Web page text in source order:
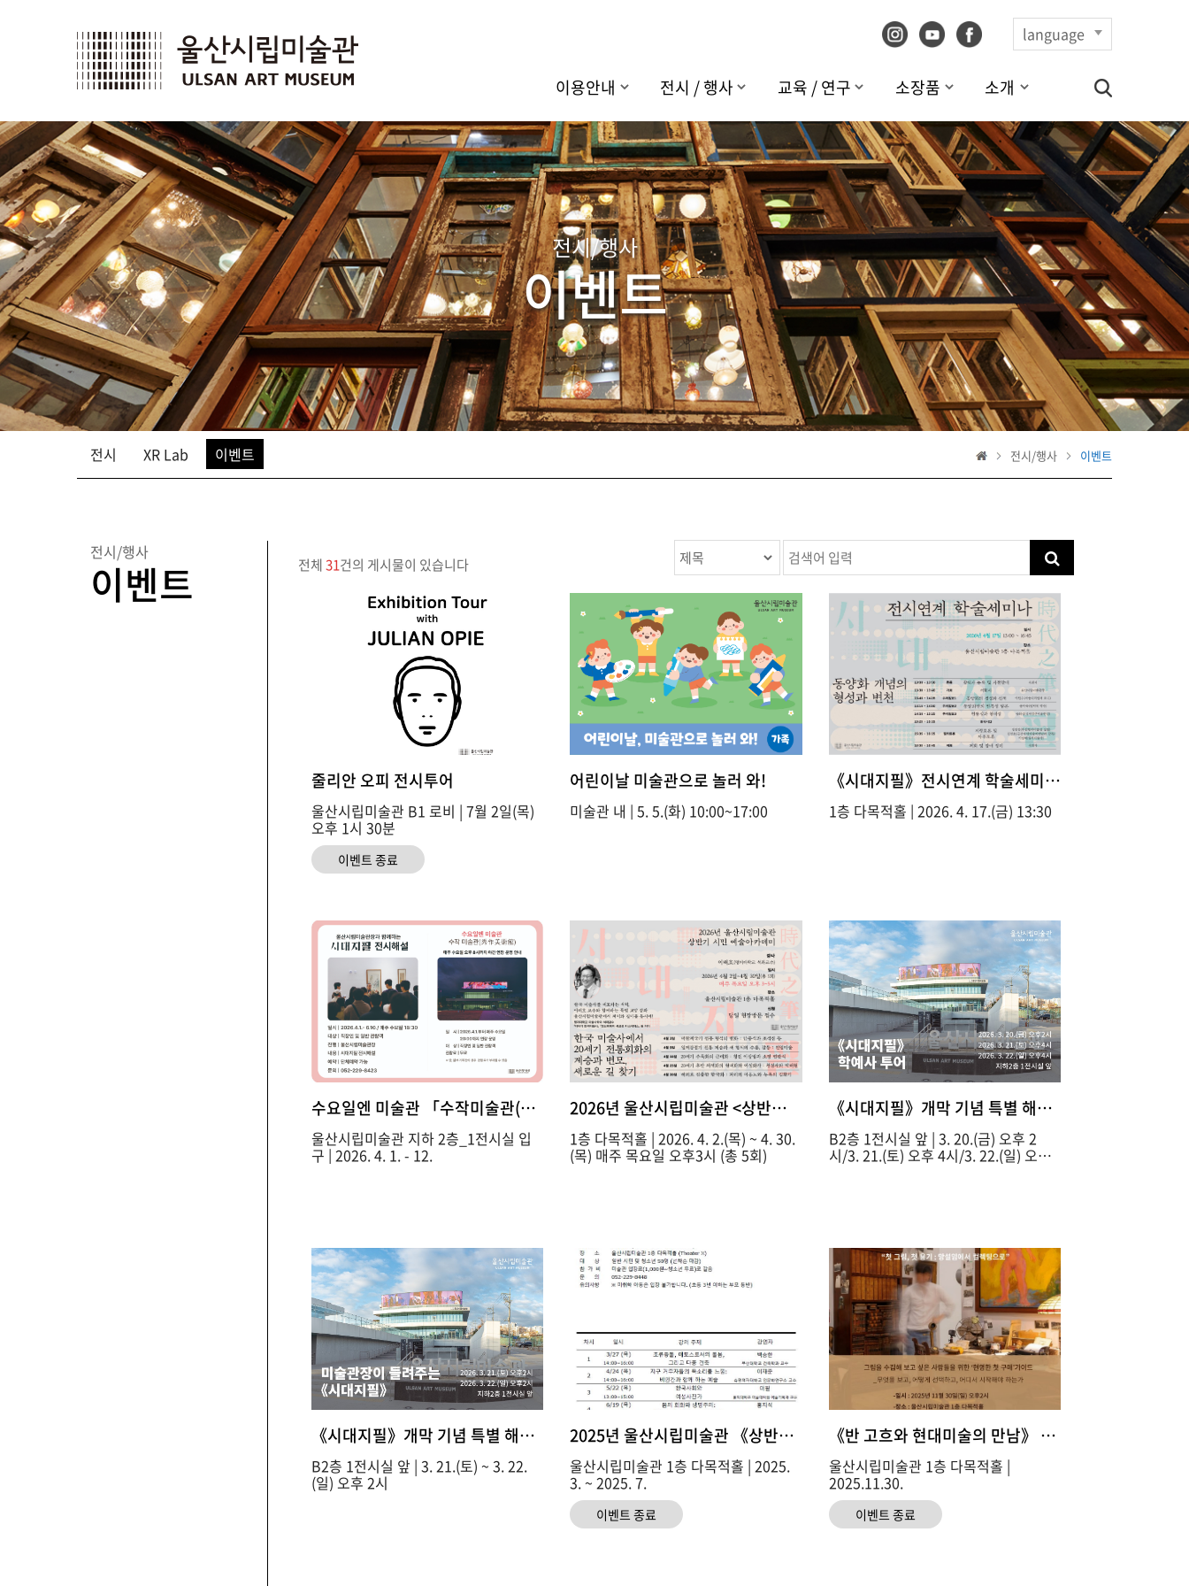
language
이용안내 전시 / 행사 교육 / 연구 소장품 소개
전시/행사
이벤트
전시 XR Lab 이벤트 전시/행사 이벤트
전시/행사
이벤트 전체31건의 게시물이 있습니다
줄리안 오피 전시투어
울산시립미술관 B1 로비 | 7월 2일(목)
오후 1시 30분
이벤트 종료
어린이날 미술관으로 놀러 와!
미술관 내 | 5. 5.(화) 10:00~17:00
《시대지필》전시연계 학술세미나 <동양화 개념의
1층 다목적홀 | 2026. 4. 17.(금) 13:30
수요일엔 미술관 「수작미술관(秀作美術館)」 운영 안내
울산시립미술관 지하 2층_1전시실 입
구 | 2026. 4. 1. - 12.
2026년 울산시립미술관 <상반기 시민 예술아카데미>
1층 다목적홀 | 2026. 4. 2.(목) ~ 4. 30.
(목) 매주 목요일 오후3시 (총 5회)
《시대지필》개막 기념 특별 해설 - 《시대지필》학
B2층 1전시실 앞 | 3. 20.(금) 오후 2
시/3. 21.(토) 오후 4시/3. 22.(일) 오후
《시대지필》개막 기념 특별 해설 - 미술관장이 들려주..
B2층 1전시실 앞 | 3. 21.(토) ~ 3. 22.
(일) 오후 2시
2025년 울산시립미술관 《상반기 시민예술아카데미》
울산시립미술관 1층 다목적홀 | 2025.
3. ~ 2025. 7.
이벤트 종료
《반 고흐와 현대미술의 만남》 전시연계 특별강연
울산시립미술관 1층 다목적홀 |
2025.11.30.
이벤트 종료